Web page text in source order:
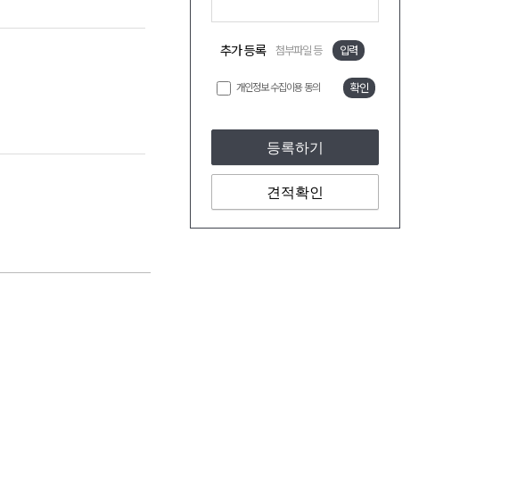
추가 등록 첨부파일 등 입력
개인정보 수집이용 동의 확인
등록하기
견적확인